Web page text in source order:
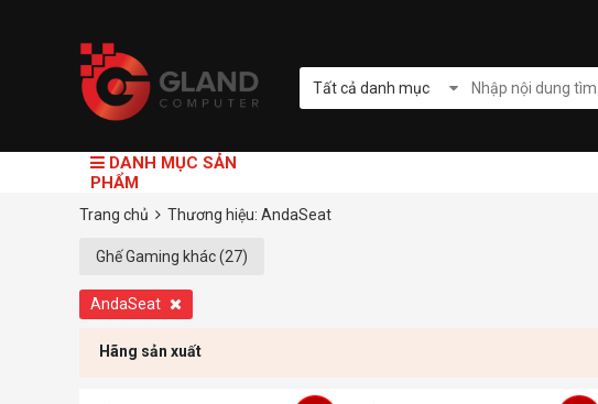
Tất cả danh mục
DANH MỤC SẢN
PHẨM
Trang chủ Thương hiệu: AndaSeat
Ghế Gaming khác (27)
AndaSeat
Hãng sản xuất